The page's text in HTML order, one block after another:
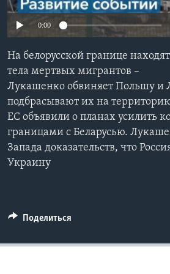
Learning English
СОЦИАЛЬНЫЕ СЕТИ
Языки
0:00
На белорусской границе находят
тела мертвых мигрантов –
Лукашенко обвиняет Польшу и
подбрасывают их на
ЕС объявили о планах усилить
границами с Беларусью.
Запада доказательств, что
Украину
Поделиться